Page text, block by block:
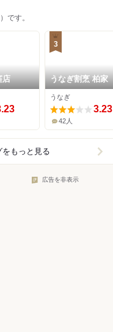
です。
店
3
うなぎ割烹 柏家
うなぎ
3.23
42人
もっと見る
広告を非表示